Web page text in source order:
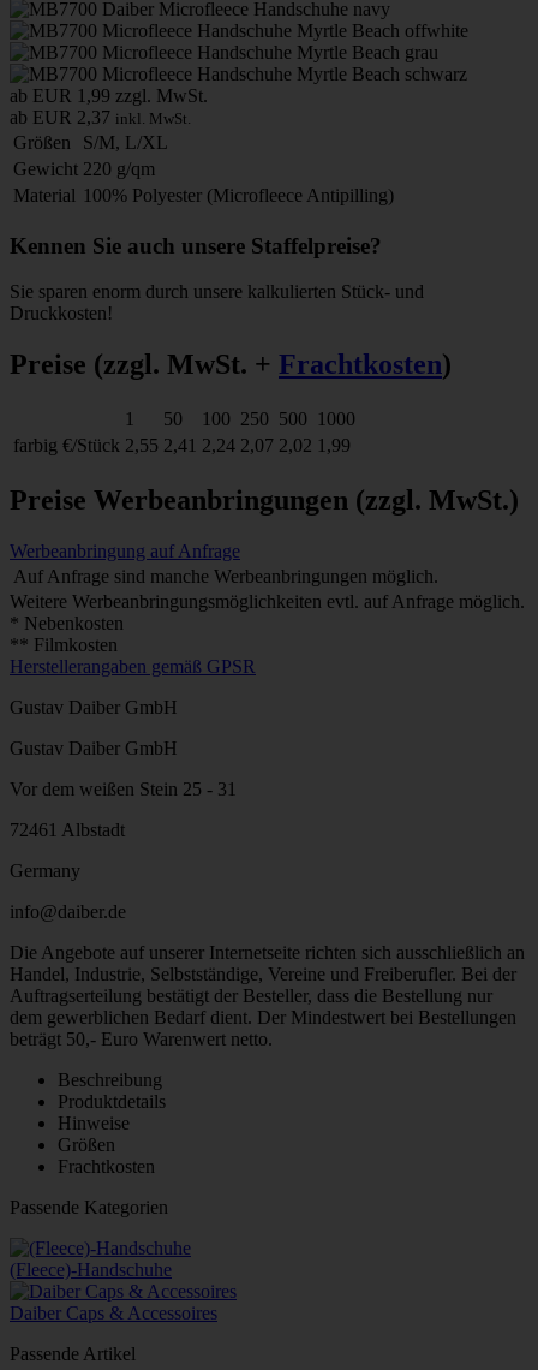
ab EUR 1,99 zzgl. MwSt.
ab EUR 2,37 inkl. MwSt.
Größen
S/M, L/XL
Gewicht 220 g/qm
Material 100% Polyester (Microfleece Antipilling)
Kennen Sie auch unsere Staffelpreise?
Sie sparen enorm durch unsere kalkulierten Stück- und
Druckkosten!
Preise (zzgl. MwSt. + Frachtkosten)
1 50 100 250 500
1000
farbig €/Stück 2,55 2,41 2,24 2,07 2,02 1,99
Preise Werbeanbringungen (zzgl. MwSt.)
Werbeanbringung auf Anfrage
Auf Anfrage sind manche Werbeanbringungen möglich.
Weitere Werbeanbringungsmöglichkeiten evtl. auf Anfrage möglich.
* Nebenkosten
** Filmkosten
Herstellerangaben gemäß GPSR
Gustav Daiber GmbH
Gustav Daiber GmbH
Vor dem weißen Stein 25 - 31
72461 Albstadt
Germany
info@daiber.de
Die Angebote auf unserer Internetseite richten sich ausschließlich an
Handel, Industrie, Selbstständige, Vereine und Freiberufler. Bei der
Auftragserteilung bestätigt der Besteller, dass die Bestellung nur
dem gewerblichen Bedarf dient. Der Mindestwert bei Bestellungen
beträgt 50,- Euro Warenwert netto.
Beschreibung
Produktdetails
Hinweise
Größen
Frachtkosten
Passende Kategorien
(Fleece)-Handschuhe
Daiber Caps & Accessoires
Passende Artikel